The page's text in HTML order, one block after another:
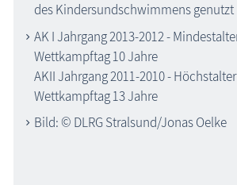
des Kindersundschwimmensgenutzt
AK IJahrgang 2013-2012-
Wettkampftag 10 Jahre
AKII Jahrgang 2011-2010-
Wettkampftag 13 Jahre
Bild: © DLRG Stralsund/Jonas Oelke